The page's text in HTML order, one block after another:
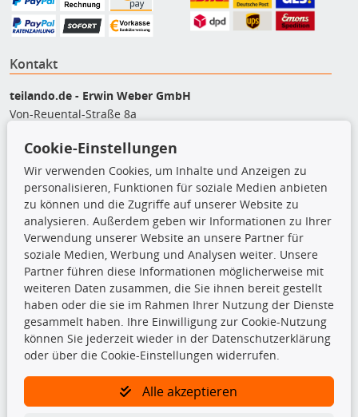
Kontakt
teilando.de - Erwin Weber GmbH
Von-Reuental-Straße 8a
+49 (0) 8165 / 5093200
shop@teilando.de
Top Produkte
Beleuchtung
Bremsbeläge
Bremsscheiben
Kupplungssatz
Querlenker
Radlager
Stoßdämpfer
TecDoc Inside
Cookie-Einstellungen
Wir verwenden Cookies, um Inhalte und Anzeigen zu
personalisieren, Funktionen für soziale Medien anbieten
zu können und die Zugriffe auf unserer Website zu
analysieren. Außerdem geben wir Informationen zu Ihrer
Verwendung unserer Website an unsere Partner für
soziale Medien, Werbung und Analysen weiter. Unsere
Partner führen diese Informationen möglicherweise mit
weiteren Daten zusammen, die Sie ihnen bereit gestellt
haben oder die sie im Rahmen Ihrer Nutzung der Dienste
gesammelt haben. Ihre Einwilligung zur Cookie-Nutzung
können Sie jederzeit wieder in der Datenschutzerklärung
oder über die Cookie-Einstellungen widerrufen.
Alle akzeptieren